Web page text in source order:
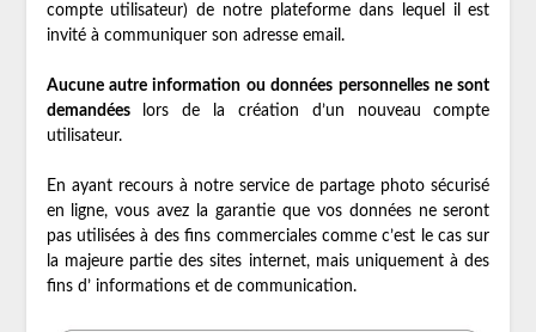
compte utilisateur) de notre plateforme dans lequel il est
invité à communiquer son adresse email.
Aucune autre information ou données personnelles ne sont
demandéeslors de la création d’un nouveau compte
utilisateur.
En ayant recours à notre service de partage photo sécurisé
en ligne, vous avez la garantie que vos données ne seront
pas utilisées à des fins commerciales comme c’est le cas sur
la majeure partie des sites internet, mais uniquement à des
fins d’ informations et de communication.